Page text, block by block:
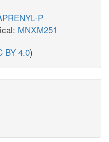
P
MNXM251
BY 4.0)